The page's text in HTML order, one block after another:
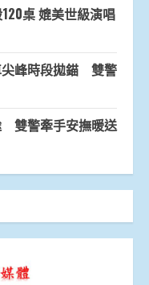
桌 媲美世級演唱
尖峰時段拋錨 雙警
雙警牽手安撫暖送